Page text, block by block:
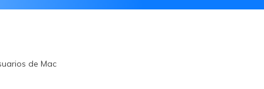
de Mac